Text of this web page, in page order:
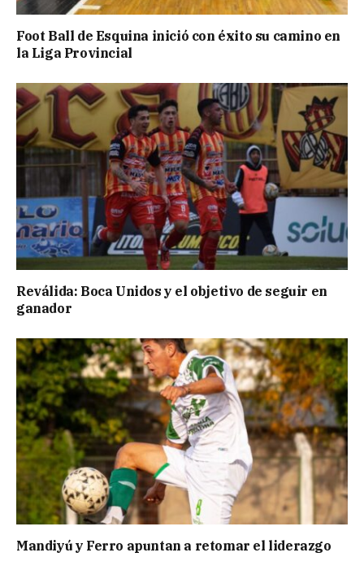
Foot Ball de Esquina inició con éxito su camino en
la Liga Provincial
Reválida: Boca Unidos y el objetivo de seguir en
ganador
Mandiyú y Ferro apuntan a retomar el liderazgo